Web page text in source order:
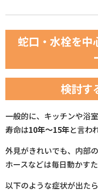
蛇口・水栓を中
検討す
一般的に、キッチンや浴
寿命は10年〜15年と言わ
外見がきれいでも、内部
ホースなどは毎日動かす
以下のような症状が出た